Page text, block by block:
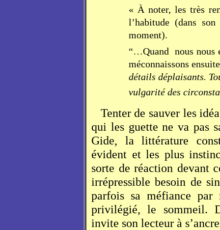
« À noter, les très
l’habitude (dans
moment).
“…Quand nous nous
méconnaissons
détails déplaisants.
vulgarité des
Tenter de sauver les
qui les guette ne va pas
Gide, la littérature
évident et les plus
sorte de réaction devant
irrépressible besoin de
parfois sa méfiance
privilégié, le sommeil.
invite son lecteur à